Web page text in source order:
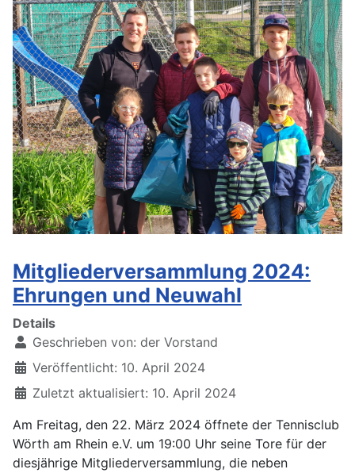
Mitgliederversammlung 2024:
Ehrungen und Neuwahl
Details
Geschrieben von: der Vorstand
Veröffentlicht: 10. April 2024
Zuletzt aktualisiert: 10. April 2024
Am Freitag, den 22. März 2024 öffnete der Tennisclub
Wörth am Rhein e.V. um 19:00 Uhr seine Tore für der
diesjährige Mitgliederversammlung, die neben